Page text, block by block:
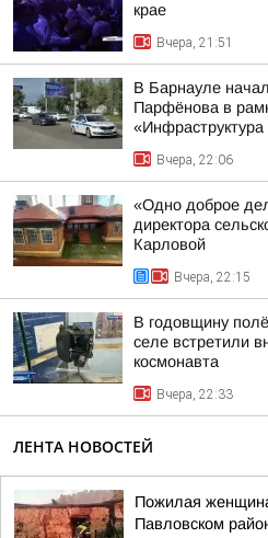
крае
Вчера, 21:51
В Барнауле
Парфёнова в
Вчера, 22:06
«Одно доброе
директора
Карловой
Вчера, 22:15
В годовщину
селе встретили
космонавта
Вчера, 22:33
ЛЕНТА НОВОСТЕЙ
Пожилая
Павловском